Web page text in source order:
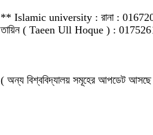
** Islamic university : রানা :
তায়িন ( Taeen Ull Hoque ) :
( অন্য বিশ্ববিদ্যালয় সমূহের আপডেট